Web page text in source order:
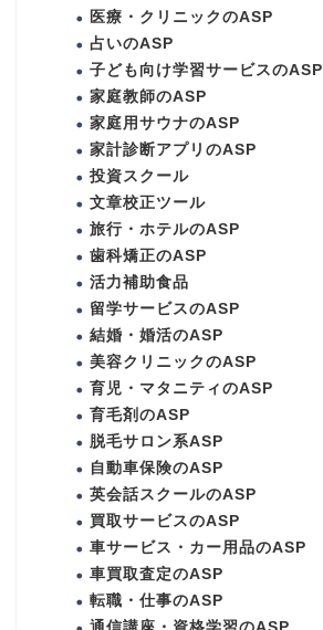
医療・クリニックのASP
占いのASP
子ども向け学習サービスのASP
家庭教師のASP
家庭用サウナのASP
家計診断アプリのASP
投資スクール
文章校正ツール
旅行・ホテルのASP
歯科矯正のASP
活力補助食品
留学サービスのASP
結婚・婚活のASP
美容クリニックのASP
育児・マタニティのASP
育毛剤のASP
脱毛サロン系ASP
自動車保険のASP
英会話スクールのASP
買取サービスのASP
車サービス・カー用品のASP
車買取査定のASP
転職・仕事のASP